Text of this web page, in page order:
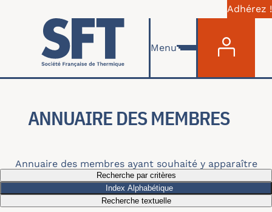
Skip to main content
Adhérez !
Menu
ANNUAIRE DES MEMBRES
Annuaire des membres ayant souhaité y apparaître
Recherche par critères
Index Alphabétique
Recherche textuelle